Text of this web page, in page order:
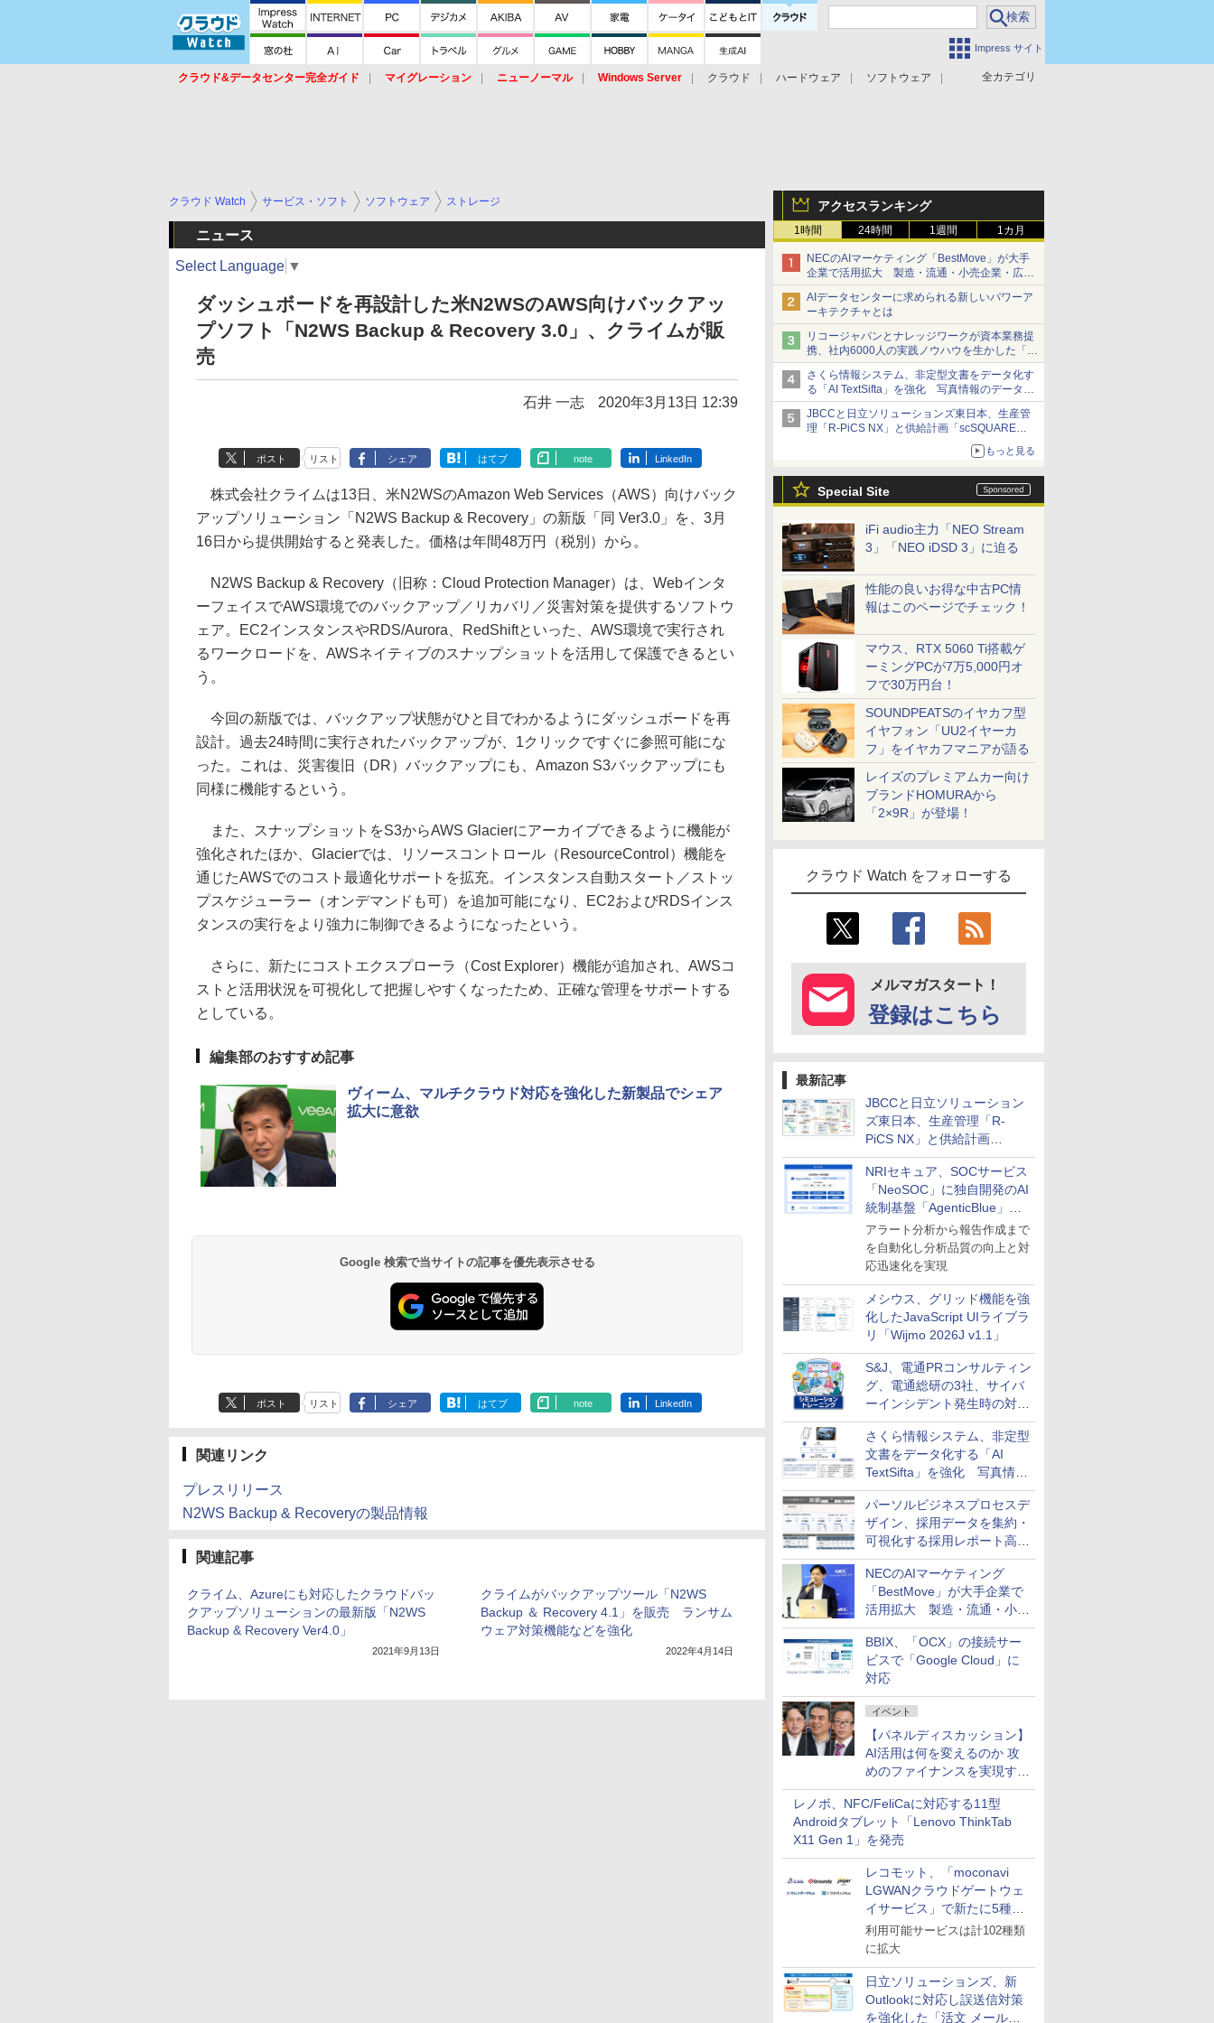
Impress サイト
全カテゴリ
クラウド&データセンター完全ガイド マイグレーション ニューノーマル Windows Server クラウド ハードウェア
ソフトウェア
アクセスランキング
1時間 24時間 1週間 1カ月
NECのAIマーケティング「BestMove」が大手
企業で活用拡大 製造・流通・小売企業・広告
代理店などが実装フェーズへ
AIデータセンターに求められる新しいパワーア
ーキテクチャとは
リコージャパンとナレッジワークが資本業務提
携、社内6000人の実践ノウハウを生かした「AI
商談記録 for RICOH」を展開へ
さくら情報システム、非定型文書をデータ化す
る「AI TextSifta」を強化 写真情報のデータ化
などに対応
JBCCと日立ソリューションズ東日本、生産管
理「R-PiCS NX」と供給計画「scSQUARE
もっと見る
Special Site
iFi audio主力「NEO Stream
3」「NEO iDSD 3」に迫る
性能の良いお得な中古PC情
報はこのページでチェック！
マウス、RTX 5060 Ti搭載ゲ
ーミングPCが7万5,000円オ
フで30万円台！
SOUNDPEATSのイヤカフ型
イヤフォン「UU2イヤーカ
フ」をイヤカフマニアが語る
レイズのプレミアムカー向け
ブランドHOMURAから
「2×9R」が登場！
クラウド Watch をフォローする
メルマガスタート！
登録はこちら
最新記事
JBCCと日立ソリューション
ズ東日本、生産管理「R-
PiCS NX」と供給計画
「scSQUARE ISP」の連携サ
ービスを提供開始
NRIセキュア、SOCサービス
「NeoSOC」に独自開発のAI
統制基盤「AgenticBlue」を
導入
アラート分析から報告作成まで
を自動化し分析品質の向上と対
応迅速化を実現
メシウス、グリッド機能を強
化したJavaScript UIライブラ
リ「Wijmo 2026J v1.1」
S&J、電通PRコンサルティン
グ、電通総研の3社、サイバ
ーインシデント発生時の対応
と危機管理広報を一体的に訓
練するプログラムを提供
さくら情報システム、非定型
文書をデータ化する「AI
TextSifta」を強化 写真情報
のデータ化などに対応
パーソルビジネスプロセスデ
ザイン、採用データを集約・
可視化する採用レポート高速
化サービスを提供
NECのAIマーケティング
「BestMove」が大手企業で
活用拡大 製造・流通・小売
企業・広告代理店などが実装
フェーズへ
BBIX、「OCX」の接続サー
ビスで「Google Cloud」に
対応
イベント
【パネルディスカッション】
AI活用は何を変えるのか 攻
めのファイナンスを実現する
業務設計とマインドセット変
革
レノボ、NFC/FeliCaに対応する11型
Androidタブレット「Lenovo ThinkTab
X11 Gen 1」を発売
レコモット、「moconavi
LGWANクラウドゲートウェ
イサービス」で新たに5種類
のサービスと連携開始
利用可能サービスは計102種類
に拡大
日立ソリューションズ、新
Outlookに対応し誤送信対策
を強化した「活文 メール誤
クラウド Watch サービス・ソフト ソフトウェア ストレージ
ニュース
Select Language ▼
ダッシュボードを再設計した米N2WSのAWS向けバックアッ
プソフト「N2WS Backup & Recovery 3.0」、クライムが販
売
石井 一志 2020年3月13日 12:39
ポスト リスト シェア はてブ note LinkedIn
株式会社クライムは13日、米N2WSのAmazon Web Services（AWS）向けバック
アップソリューション「N2WS Backup & Recovery」の新版「同 Ver3.0」を、3月
16日から提供開始すると発表した。価格は年間48万円（税別）から。
N2WS Backup & Recovery（旧称：Cloud Protection Manager）は、Webインタ
ーフェイスでAWS環境でのバックアップ／リカバリ／災害対策を提供するソフトウ
ェア。EC2インスタンスやRDS/Aurora、RedShiftといった、AWS環境で実行され
るワークロードを、AWSネイティブのスナップショットを活用して保護できるとい
う。
今回の新版では、バックアップ状態がひと目でわかるようにダッシュボードを再
設計。過去24時間に実行されたバックアップが、1クリックですぐに参照可能にな
った。これは、災害復旧（DR）バックアップにも、Amazon S3バックアップにも
同様に機能するという。
また、スナップショットをS3からAWS Glacierにアーカイブできるように機能が
強化されたほか、Glacierでは、リソースコントロール（ResourceControl）機能を
通じたAWSでのコスト最適化サポートを拡充。インスタンス自動スタート／ストッ
プスケジューラー（オンデマンドも可）を追加可能になり、EC2およびRDSインス
タンスの実行をより強力に制御できるようになったという。
さらに、新たにコストエクスプローラ（Cost Explorer）機能が追加され、AWSコ
ストと活用状況を可視化して把握しやすくなったため、正確な管理をサポートする
としている。
編集部のおすすめ記事
ヴィーム、マルチクラウド対応を強化した新製品でシェア
拡大に意欲
Google 検索で当サイトの記事を優先表示させる
ポスト リスト シェア はてブ note LinkedIn
関連リンク
プレスリリース
N2WS Backup & Recoveryの製品情報
関連記事
クライム、Azureにも対応したクラウドバッ
クアップソリューションの最新版「N2WS
Backup & Recovery Ver4.0」
2021年9月13日
クライムがバックアップツール「N2WS
Backup ＆ Recovery 4.1」を販売 ランサム
ウェア対策機能などを強化
2022年4月14日